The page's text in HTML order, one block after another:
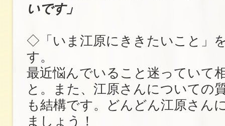
いです」
◇「いま江原にききたいこと」
す。
最近悩んでいること迷っていて
と。また、江原さんについての
も結構です。どんどん江原さん
ましょう！